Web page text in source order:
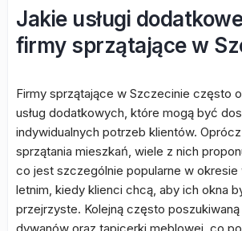
Jakie usługi
firmy sprzątające w
Firmy sprzątające w Szczecinie często
usług dodatkowych, które mogą być
indywidualnych potrzeb klientów.
sprzątania mieszkań, wiele z nich
co jest szczególnie popularne w okresie
letnim, kiedy klienci chcą, aby ich okna
przejrzyste. Kolejną często poszukiwaną